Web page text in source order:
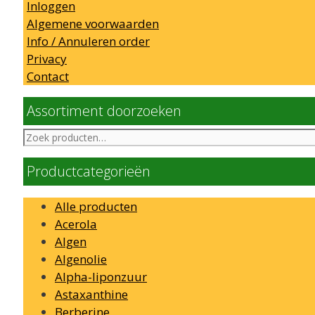
Inloggen
Algemene voorwaarden
Info / Annuleren order
Privacy
Contact
Assortiment doorzoeken
Zoeken
naar:
Productcategorieën
Alle producten
Acerola
Algen
Algenolie
Alpha-liponzuur
Astaxanthine